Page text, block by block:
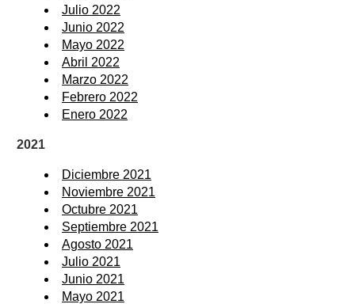
Julio 2022
Junio 2022
Mayo 2022
Abril 2022
Marzo 2022
Febrero 2022
Enero 2022
2021
Diciembre 2021
Noviembre 2021
Octubre 2021
Septiembre 2021
Agosto 2021
Julio 2021
Junio 2021
Mayo 2021